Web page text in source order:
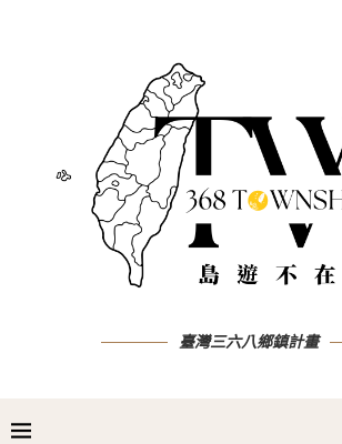
臺灣三六八鄉鎮計畫